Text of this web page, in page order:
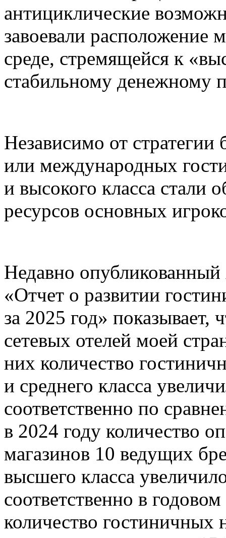
антициклические
завоевали расположение
среде, стремящейся к
стабильному денежному
Независимо от
или международных
и высокого класса стали
ресурсов основных
Недавно
«Отчет о развитии
за 2025 год»
сетевых отелей моей
них количество
и среднего класса
соответственно по
в 2024 году количество
магазинов 10 ведущих
высшего класса
соответственно в
количество гостиничных